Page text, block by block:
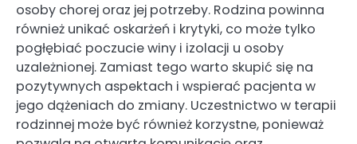
osoby chorej oraz jej potrzeby. Rodzina powinna
również unikać oskarżeń i krytyki, co może tylko
pogłębiać poczucie winy i izolacji u osoby
uzależnionej. Zamiast tego warto skupić się na
pozytywnych aspektach i wspierać pacjenta w
jego dążeniach do zmiany. Uczestnictwo w terapii
rodzinnej może być również korzystne, ponieważ